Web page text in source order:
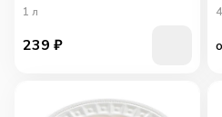
1 л
239 ₽